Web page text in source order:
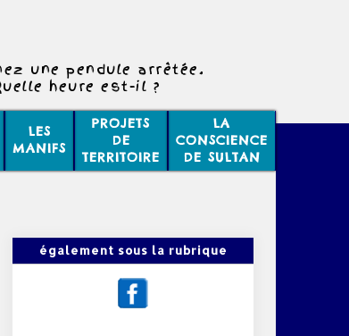
une pendule arrêtée.
heure est-il ?
LES
MANIFS
PROJETS
DE
TERRITOIRE
LA
CONSCIENCE
DE SULTAN
également sous la rubrique